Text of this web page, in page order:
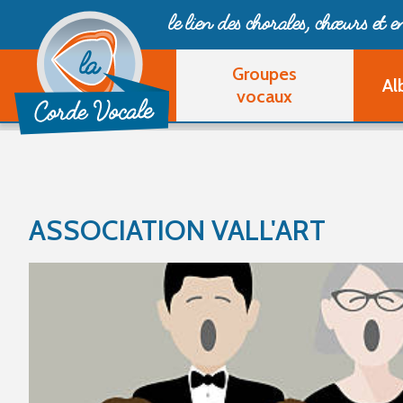
le lien des chorales, chœurset
Groupes
vocaux
ASSOCIATION VALL'ART